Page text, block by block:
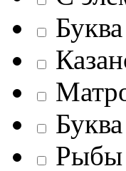
Рыбы